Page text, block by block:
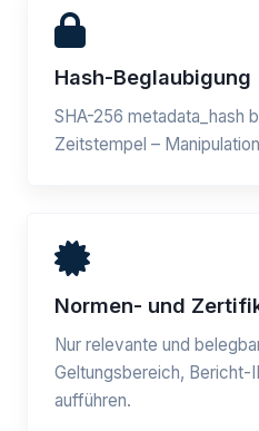
Hash-Beglaubigung
SHA-256 metadata_hash
Zeitstempel –
Normen- und
Nur relevante und
Geltungsbereich, Bericht-
aufführen.